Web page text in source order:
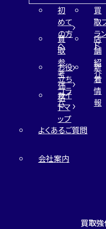
初
めて
の方
へ
買
取
ラ
ド
買
取
参
考
価
格
店
舗
紹
介
お役
立ち
コラ
ム
新
着
情
報
サイ
トマ
ップ
よくあるご質問
会社案内
買取強